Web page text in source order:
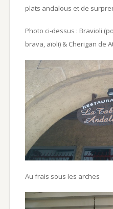
plats andalous et de
Photo ci-dessus : Bravioli
brava, aïoli) & Cherigan de
Au frais sous les arches